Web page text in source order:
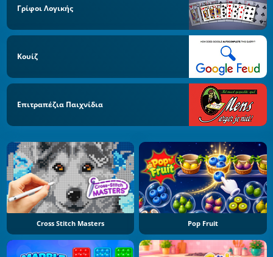
Γρίφοι Λογικής
Κουίζ
Επιτραπέζια Παιχνίδια
Cross Stitch Masters Pop Fruit